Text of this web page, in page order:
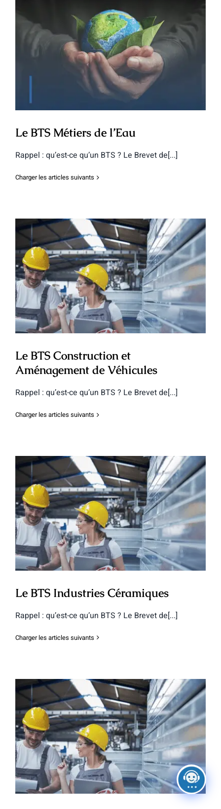
Le BTS Métiers de l’Eau
Le BTS Métiers de l’Eau
Rappel : qu’est-ce qu’un BTS ? Le Brevet de[...]
Charger les articles suivants
Le BTS Construction et Aménagement
de Véhicules
Le BTS Construction et
Aménagement de Véhicules
Rappel : qu’est-ce qu’un BTS ? Le Brevet de[...]
Charger les articles suivants
Le BTS Industries Céramiques
Le BTS Industries Céramiques
Rappel : qu’est-ce qu’un BTS ? Le Brevet de[...]
Charger les articles suivants
Le BTSM Maintenance des Systèmes
Électro-Navals